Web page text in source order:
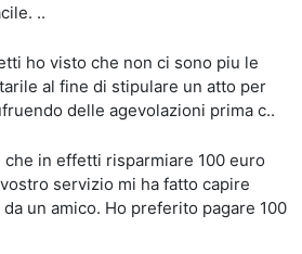
..
ho visto che non ci sono piu le
al fine di stipulare un atto per
delle agevolazioni prima c..
in effetti risparmiare 100 euro
servizio mi ha fatto capire
un amico. Ho preferito pagare 100